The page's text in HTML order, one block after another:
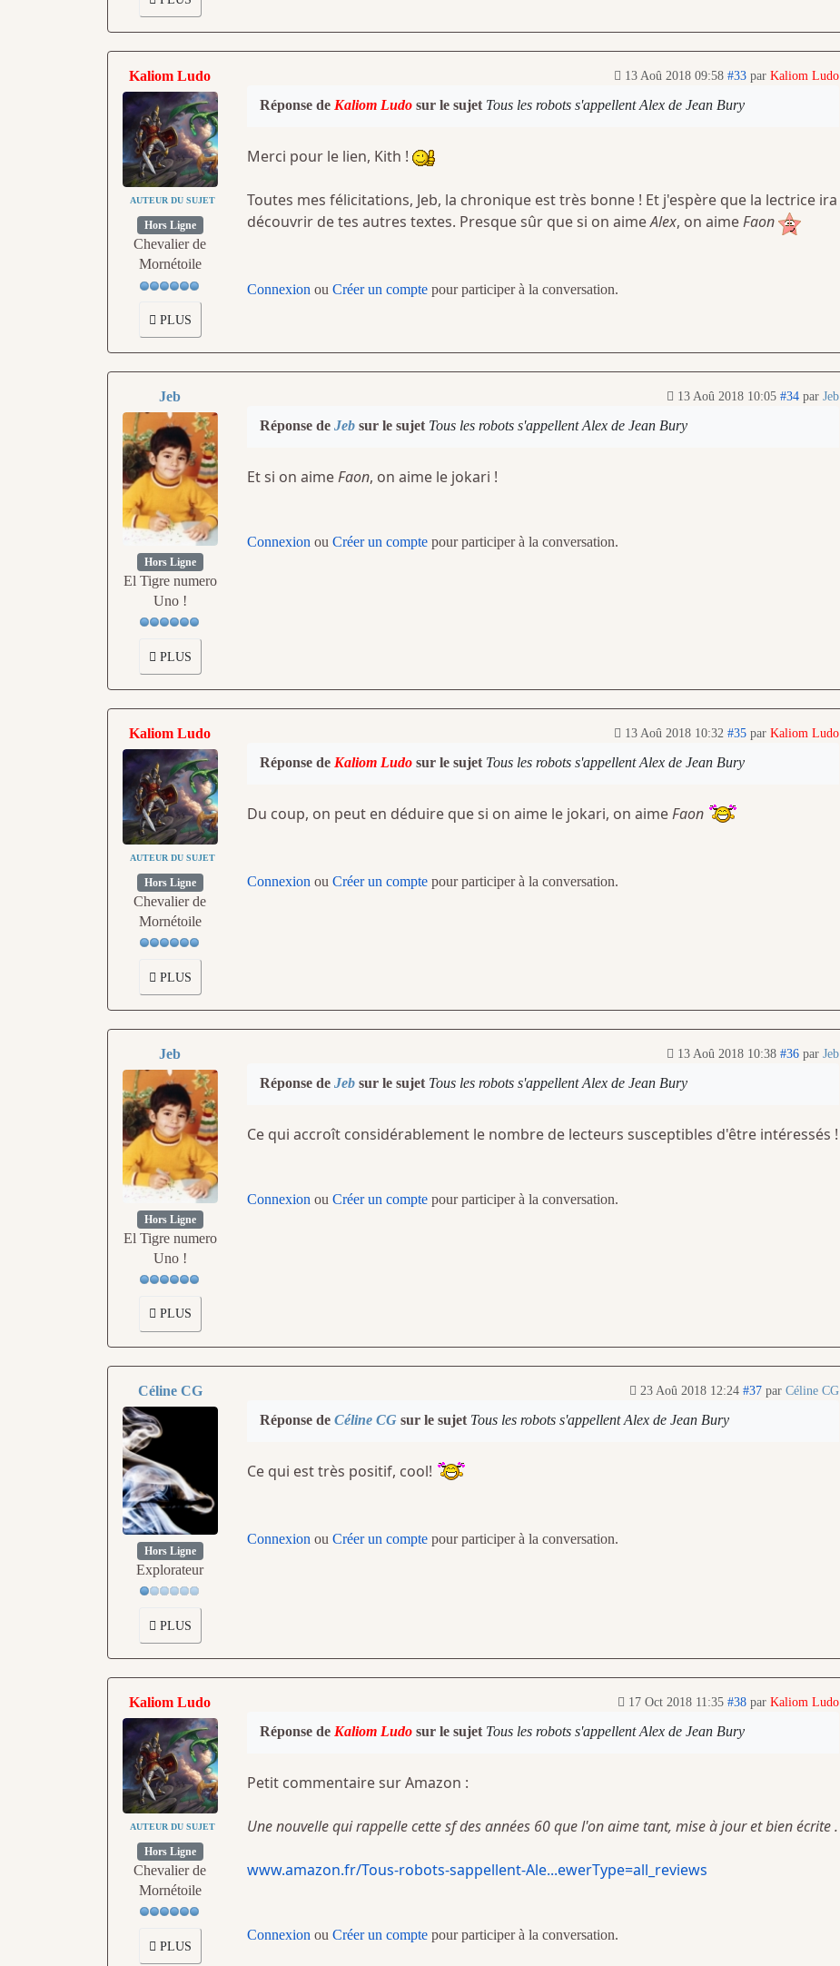
Kaliom Ludo
AUTEUR DU SUJET
Hors Ligne
Chevalier de
Mornétoile
PLUS
13 Aoû 2018 09:58 #33 par Kaliom Ludo
Réponse de Kaliom Ludosur le sujet Tous les robots s'appellent Alex de Jean Bury
Merci pour le lien, Kith !
Toutes mes félicitations, Jeb, la chronique est très bonne ! Et j'espère que la lectrice ira
découvrir de tes autres textes. Presque sûr que si on aimeAlex, on aimeFaon
Connexion ou Créer un comptepour participer à la conversation.
Jeb
Hors Ligne
El Tigre numero
Uno !
PLUS
13 Aoû 2018 10:05 #34 par Jeb
Réponse de Jebsur le sujet Tous les robots s'appellent Alex de Jean Bury
Et si on aimeFaon, on aime le jokari !
Connexion ou Créer un comptepour participer à la conversation.
Kaliom Ludo
AUTEUR DU SUJET
Hors Ligne
Chevalier de
Mornétoile
PLUS
13 Aoû 2018 10:32 #35 par Kaliom Ludo
Réponse de Kaliom Ludosur le sujet Tous les robots s'appellent Alex de Jean Bury
Du coup, on peut en déduire que si on aime le jokari, on aimeFaon
Connexion ou Créer un comptepour participer à la conversation.
Jeb
Hors Ligne
El Tigre numero
Uno !
PLUS
13 Aoû 2018 10:38 #36 par Jeb
Réponse de Jebsur le sujet Tous les robots s'appellent Alex de Jean Bury
Ce qui accroît considérablement le nombre de lecteurs susceptibles d'être intéressés !
Connexion ou Créer un comptepour participer à la conversation.
Céline CG
Hors Ligne
Explorateur
PLUS
23 Aoû 2018 12:24 #37 par Céline CG
Réponse de Céline CGsur le sujet Tous les robots s'appellent Alex de Jean Bury
Ce qui est très positif, cool!
Connexion ou Créer un comptepour participer à la conversation.
Kaliom Ludo
AUTEUR DU SUJET
Hors Ligne
Chevalier de
Mornétoile
PLUS
17 Oct 2018 11:35 #38 par Kaliom Ludo
Réponse de Kaliom Ludosur le sujet Tous les robots s'appellent Alex de Jean Bury
Petit commentaire sur Amazon :
Une nouvelle qui rappelle cette sf des années 60 que l'on aime tant, mise à jour et bien écrite .
www.amazon.fr/Tous-robots-sappellent-Ale...ewerType=all_reviews
Connexion ou Créer un comptepour participer à la conversation.